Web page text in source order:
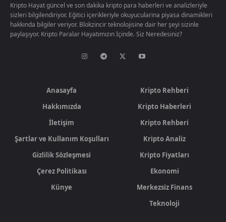
Kripto Hayat güncel ve son dakika kripto para haberleri ve analizleriyle
sizleri bilgilendiriyor. Eğitici içerikleriyle okuyucularina piyasa dinamikleri
hakkında bilgiler veriyor. Blokzincir teknolojisine dair her şeyi sizinle
paylaşıyor. Kripto Paralar Hayatımızın İçinde. Siz Neredesiniz?
Anasayfa
Hakkımızda
İletişim
Şartlar ve Kullanım Koşulları
Gizlilik Sözleşmesi
Çerez Politikası
Künye
Kripto Rehberi
Kripto Haberleri
Kripto Rehberi
Kripto Analiz
Kripto Fiyatları
Ekonomi
Merkezsiz Finans
Teknoloji